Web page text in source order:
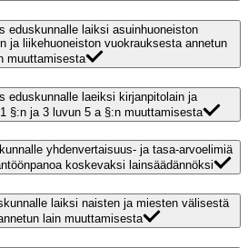
eduskunnalle laiksi asuinhuoneiston
ja liikehuoneiston vuokrauksesta annetun
muuttamisesta
eduskunnalle laeiksi kirjanpitolain ja
§:n ja 3 luvun 5 a §:n muuttamisesta
yhdenvertaisuus- ja tasa-arvoelimiä
koskevaksi lainsäädännöksi
laiksi naisten ja miesten välisestä
lain muuttamisesta